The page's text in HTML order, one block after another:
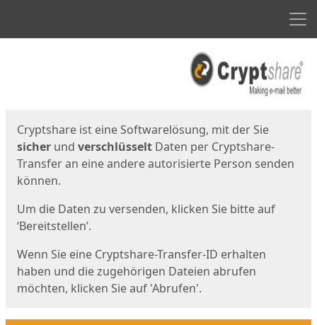
Cryptshare ist eine Softwarelösung, mit der Sie
sicher und verschlüsselt Daten per Cryptshare-
Transfer an eine andere autorisierte Person senden
können.
Um die Daten zu versenden, klicken Sie bitte auf
‘Bereitstellen’.
Wenn Sie eine Cryptshare-Transfer-ID erhalten
haben und die zugehörigen Dateien abrufen
möchten, klicken Sie auf 'Abrufen'.